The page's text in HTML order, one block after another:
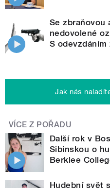
Se zbraňovou
nedovolené
S
Jak nás
VÍCE Z POŘADU
Další rok v
Sibinskou o
Berklee
Hudební svět